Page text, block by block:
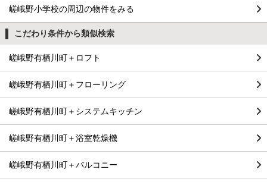
嵯峨野小学校の周辺の物件をみる
こだわり条件から類似検索
嵯峨野有栖川町＋ロフト
嵯峨野有栖川町＋フローリング
嵯峨野有栖川町＋システムキッチン
嵯峨野有栖川町＋浴室乾燥機
嵯峨野有栖川町＋バルコニー